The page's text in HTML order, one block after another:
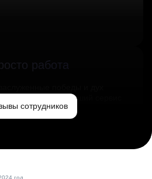
работа
и создаём лучший сервис
сотрудников
год